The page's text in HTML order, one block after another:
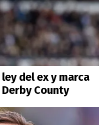
del ex y marca
County